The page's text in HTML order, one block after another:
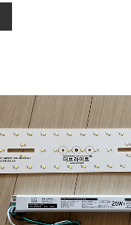
로 올랐고 여전히 '상
, 주식 시장을 들여다
어갔지만 2월부터 약
중무역 전쟁과 미국의
중 되면서 한국의 주식
고 있는 것이 현실입니